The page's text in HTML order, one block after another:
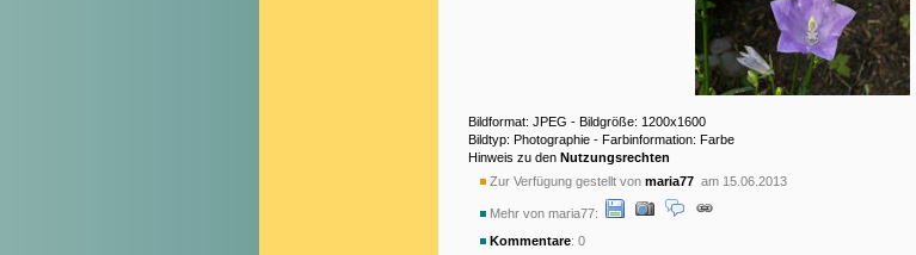
Bildformat: JPEG - Bildgröße: 1200x1600
Bildtyp: Photographie - Farbinformation: Farbe
Hinweis zu den Nutzungsrechten
Zur Verfügung gestellt von maria77 am 15.06.2013
Mehr von maria77:
Kommentare: 0